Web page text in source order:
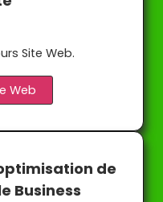
Site Web.
Web
de
Business